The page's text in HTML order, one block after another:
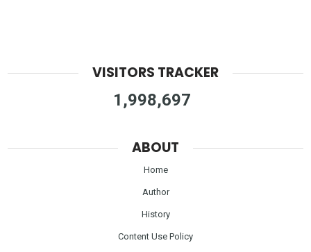
VISITORS TRACKER
1,998,697
ABOUT
Home
Author
History
Content Use Policy